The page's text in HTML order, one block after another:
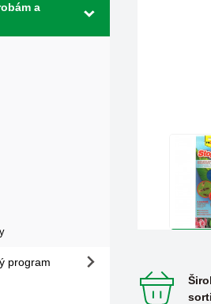
a
program